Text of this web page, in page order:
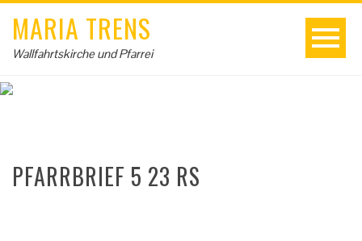
MARIA TRENS
Wallfahrtskirche und Pfarrei
PFARRBRIEF 5 23 RS